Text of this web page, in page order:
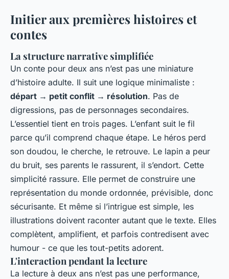
Initier aux premières histoires et
contes
La structure narrative simplifiée
Un conte pour deux ans n’est pas une miniature
d’histoire adulte. Il suit une logique minimaliste :
départ → petit conflit → résolution. Pas de
digressions, pas de personnages secondaires.
L’essentiel tient en trois pages. L’enfant suit le fil
parce qu’il comprend chaque étape. Le héros perd
son doudou, le cherche, le retrouve. Le lapin a peur
du bruit, ses parents le rassurent, il s’endort. Cette
simplicité rassure. Elle permet de construire une
représentation du monde ordonnée, prévisible, donc
sécurisante. Et même si l’intrigue est simple, les
illustrations doivent raconter autant que le texte. Elles
complètent, amplifient, et parfois contredisent avec
humour - ce que les tout-petits adorent.
L'interaction pendant la lecture
La lecture à deux ans n’est pas une performance,